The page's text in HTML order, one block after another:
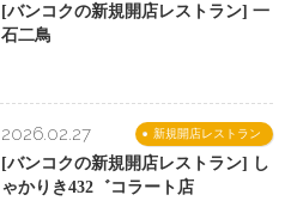
[バンコクの新規開店レストラン] 一
石二鳥
新規開店レストラン
2026.02.27
[バンコクの新規開店レストラン] し
ゃかりき432゛コラート店